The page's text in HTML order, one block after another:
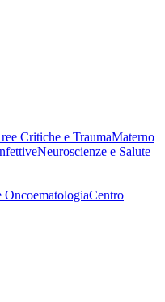
Critiche e TraumaMaterno
Neuroscienze e Salute
OncoematologiaCentro